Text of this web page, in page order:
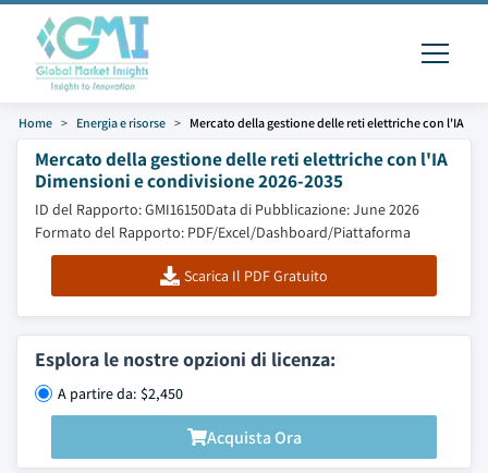
Home Energia e risorse Mercato della gestione delle reti elettriche con l'IA
Mercato della gestione delle reti elettriche con l'IA
Dimensioni e condivisione 2026-2035
ID del Rapporto: GMI16150Data di Pubblicazione: June 2026
Formato del Rapporto: PDF/Excel/Dashboard/Piattaforma
Scarica Il PDF Gratuito
Esplora le nostre opzioni di licenza:
A partire da: $2,450
Acquista Ora